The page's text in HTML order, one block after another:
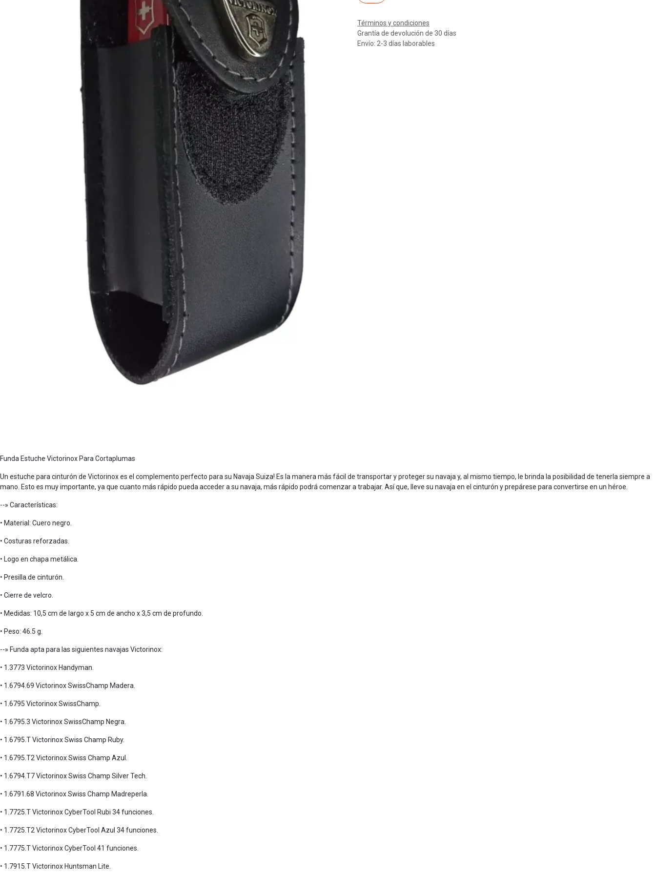
Términos y condiciones
Grantía de devolución de 30 días
Envío: 2-3 días laborables
Funda Estuche Victorinox Para Cortaplumas
Un estuche para cinturón de Victorinox es el complemento perfecto para su Navaja Suiza! Es la manera más fácil de transportar y proteger su navaja y, al mismo tiempo, le brinda la posibilidad de tenerla siempre a
mano. Esto es muy importante, ya que cuanto más rápido pueda acceder a su navaja, más rápido podrá comenzar a trabajar. Así que, lleve su navaja en el cinturón y prepárese para convertirse en un héroe.
--» Características:
• Material: Cuero negro.
• Costuras reforzadas.
• Logo en chapa metálica.
• Presilla de cinturón.
• Cierre de velcro.
• Medidas: 10,5 cm de largo x 5 cm de ancho x 3,5 cm de profundo.
• Peso: 46.5 g.
--» Funda apta para las siguientes navajas Victorinox:
• 1.3773 Victorinox Handyman.
• 1.6794.69 Victorinox SwissChamp Madera.
• 1.6795 Victorinox SwissChamp.
• 1.6795.3 Victorinox SwissChamp Negra.
• 1.6795.T Victorinox Swiss Champ Ruby.
• 1.6795.T2 Victorinox Swiss Champ Azul.
• 1.6794.T7 Victorinox Swiss Champ Silver Tech.
• 1.6791.68 Victorinox Swiss Champ Madreperla.
• 1.7725.T Victorinox CyberTool Rubi 34 funciones.
• 1.7725.T2 Victorinox CyberTool Azul 34 funciones.
• 1.7775.T Victorinox CyberTool 41 funciones.
• 1.7915.T Victorinox Huntsman Lite.